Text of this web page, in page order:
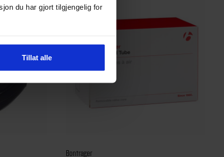
du har gjort tilgjengelig for
Tillat alle
Bontrager